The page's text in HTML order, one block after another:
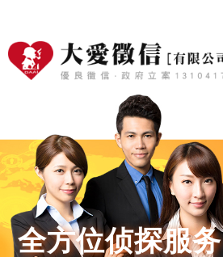
全方位侦探服务